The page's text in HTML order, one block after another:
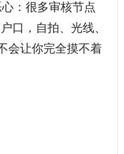
：很多审核节点
口，自拍、光线、
会让你完全摸不着